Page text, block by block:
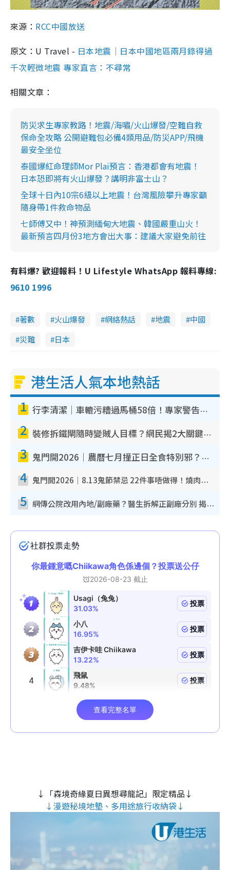
來源： RCC中國放送
原文：U Travel - 日本地震｜日本中國地區兩月錄得過
千次輕微地震 專家直言：不尋常
相關文章：
防災求生專家教路！地震/海嘯/火山爆發/空難自救
保命全攻略 公開避難包必備4類用品/防災APP/飛機
最安全坐位
泰國爆紅命理師Mor Plai預言：香港都會有地震！
日本恐即將有火山爆發？講明非富士山？
全球十日內10宗6級以上地震！台灣風險攀升專家籲
隨身帶1件救命物品
七師傅又中！神預測緬甸大地震、韓國嚴重山火！
最新預言四月份3地方會出大事：建議大家避免前往
有料爆? 歡迎報料！U Lifestyle WhatsApp 報料專線:
9610 1996
著數 火山爆發 網絡熱話 地震
中國
災難
日本
港生活人氣本地熱話
1 行李清潔｜車轆污糟過馬桶58倍！專家警告忌用酒精抹 教1招免污手除菌
2 裝修拆鐵閘隨時變賊人目標？網民揭2大關鍵用途：裝新式等於白裝？附新舊鐵閘分別
3 鬼門開2026｜農曆七月撞正日全食特別邪？專家警告切忌做一事！揭4大禁忌+2招保平安
4 鬼門開2026｜8.13鬼節禁忌 22件事唔做得！燒肉、刺身要少食？半夜勿吹口哨/打呢個電話
5 網傳公院改用內地/副廠藥？醫生拆解正副廠分別 揭4類人換藥隨時出事
↓「森境奇緣夏日異想尋龍記」限定精品↓
↓漫遊秘境地墊、多用途旅行收納袋↓